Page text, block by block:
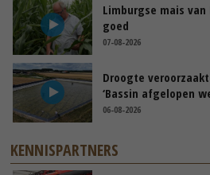
Limburgse mais
goed
07-08-2026
Droogte
‘Bassin afgelopen
06-08-2026
KENNISPARTNERS